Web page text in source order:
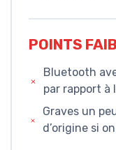
POINTS
Bluetooth
par rapport à
Graves un
d’origine si